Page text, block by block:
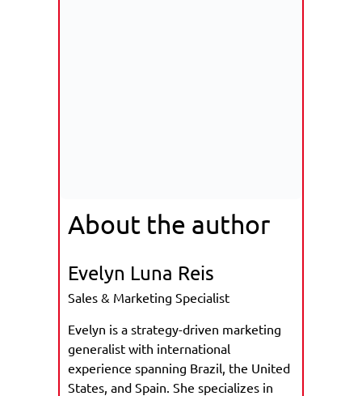
About the author
Evelyn Luna Reis
Sales & Marketing Specialist
Evelyn is a strategy-driven marketing
generalist with international
experience spanning Brazil, the United
States, and Spain. She specializes in